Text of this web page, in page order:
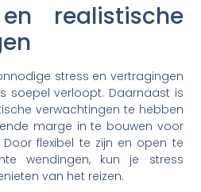
realistische
stress en vertragingen
soepel verloopt. Daarnaast is
verwachtingen te hebben
marge in te bouwen voor
flexibel te zijn en open te
wendingen, kun je stress
van het reizen.